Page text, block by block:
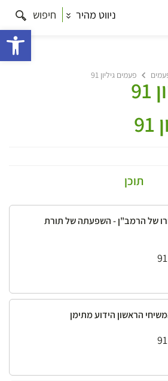
ניווט מהיר חיפוש
פעמים גיליון 91
תוכן
של הרמב"ן - השפעתה של תורת
הראשון הידוע מתימן